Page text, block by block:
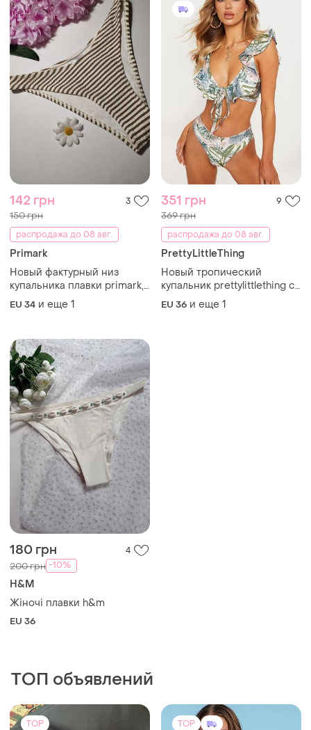
142 грн 3
150 грн
распродажа до 08 авг.
Primark
Новый фактурный низ
купальника плавки primark,
eur 34-36
EU 34 и еще 1
351 грн 9
369 грн
распродажа до 08 авг.
PrettyLittleThing
Новый тропический
купальник prettylittlething с
рюшами и завязкой (верх
размер 38, низ размер 36)
EU 36 и еще 1
180 грн 4
200 грн -10%
H&M
Жіночі плавки h&m
EU 36
ТОП объявлений
TOP TOP